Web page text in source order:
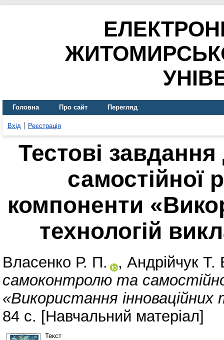
Головна Про сайт Перегляд
Вхід Реєстрація
Тестові
самостійної
компоненти
технологій
Власенко Р. П. , Андрійчук Т.
самоконтролю та
«Використання інноваційних
84 с. [Навчальний матеріал]
Текст